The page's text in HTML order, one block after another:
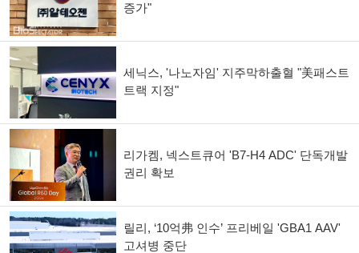
증가"
세닉스, '나노자임' 지주막하출혈 "美패스트
트랙 지정"
리가켐, 넥스트큐어 'B7-H4 ADC' 단독개발
권리 확보
릴리, ‘10억弗 인수’ 프리베일 'GBA1 AAV'
고셔병 중단